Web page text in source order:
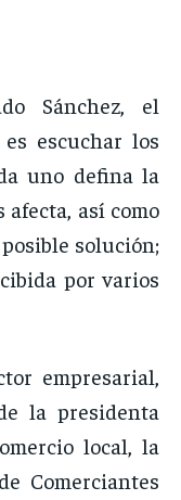
Sánchez, el
escuchar los
uno defina la
así como
solución;
por varios
empresarial,
la presidenta
local, la
Comerciantes